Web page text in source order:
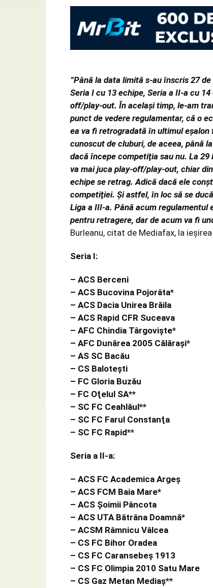
”Până la data limită s-au înscris 27
Seria I cu 13 echipe, Seria a II-a cu
off/play-out. În acelaşi timp, le-am
punct de vedere regulamentar, că o
ea va fi retrogradată în ultimul
cunoscut de cluburi, de aceea, până
dacă începe competiţia sau nu. La
va mai juca play-off/play-out, chiar
echipe se retrag. Adică dacă ele
competiţiei. Şi astfel, în loc să se
Liga a III-a. Până acum
pentru retragere, dar de acum va fi
Burleanu, citat de Mediafax, la
Seria I:
– ACS Berceni
– ACS Bucovina Pojorâta*
– ACS Dacia Unirea Brăila
– ACS Rapid CFR Suceava
– AFC Chindia Târgovişte*
– AFC Dunărea 2005 Călăraşi*
– AS SC Bacău
– CS Baloteşti
– FC Gloria Buzău
– FC Oţelul SA**
– SC FC Ceahlăul**
– SC FC Farul Constanţa
– SC FC Rapid**
Seria a II-a:
– ACS FC Academica Argeş
– ACS FCM Baia Mare*
– ACS Şoimii Pâncota
– ACS UTA Bătrâna Doamnă*
– ACSM Râmnicu Vâlcea
– CS FC Bihor Oradea
– CS FC Caransebeş 1913
– CS FC Olimpia 2010 Satu Mare
– CS Gaz Metan Mediaş**